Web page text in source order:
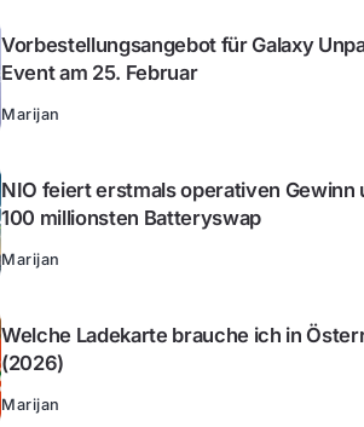
Vorbestellungsangebot für Galaxy
Event am 25. Februar
Marijan
NIO feiert erstmals operativen Gewinn
100 millionsten Batteryswap
Marijan
Welche Ladekarte brauche ich in
(2026)
Marijan